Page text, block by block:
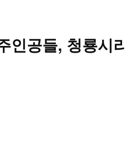
인공들, 청룡시